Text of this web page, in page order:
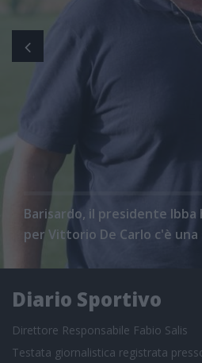
Barisardo, il presidente
per Vittorio De Carlo c'è una
Diario Sportivo
Direttore Responsabile Fabio Salis
Testata giornalistica registrata